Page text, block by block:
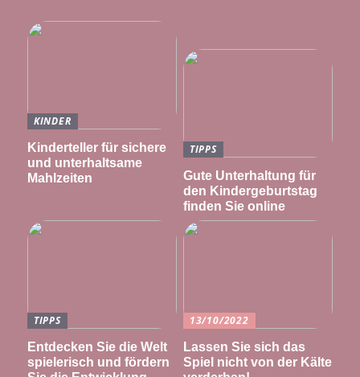
KINDER
Kinderteller für sichere
und unterhaltsame
Mahlzeiten
TIPPS
Gute Unterhaltung für
den Kindergeburtstag
finden Sie online
TIPPS
Entdecken Sie die Welt
spielerisch und fördern
13/10/2022
Lassen Sie sich das
Spiel nicht von der Kälte